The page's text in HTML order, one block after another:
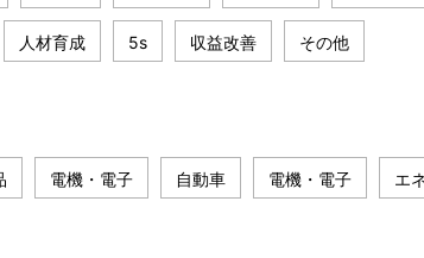
人材育成 5s 収益改善 その他
電機・電子 自動車 電機・電子 エ